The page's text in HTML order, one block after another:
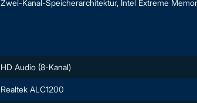
Zwei-Kanal-Speicherarchitektur, Intel Extreme
HD Audio (8-Kanal)
Realtek ALC1200